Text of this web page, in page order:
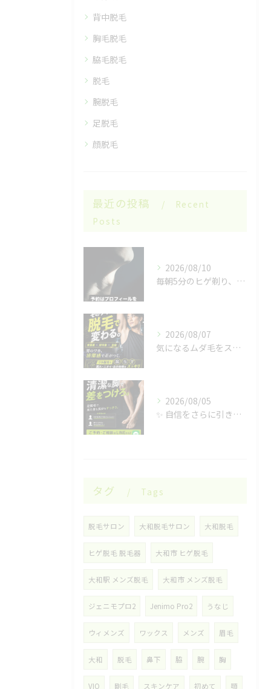
背中脱毛
胸毛脱毛
脇毛脱毛
脱毛
腕脱毛
足脱毛
顔脱毛
最近の投稿
Recent
Posts
2026/08/10
毎朝5分のヒゲ剃り、いつまで続けますか？🪒
2026/08/07
気になるムダ毛をスッキリ🌿
2026/08/05
✨ 自信をさらに引き出す✨
タグ Tags
脱毛サロン 大和脱毛サロン 大和脱毛
ヒゲ脱毛 脱毛器 大和市 ヒゲ脱毛
大和駅 メンズ脱毛 大和市 メンズ脱毛
ジェニモプロ2 Jenimo Pro2 うなじ
ウィメンズ ワックス メンズ 眉毛
大和 脱毛 鼻下 脇 腕 胸
VIO 剛毛 スキンケア 初めて 顎